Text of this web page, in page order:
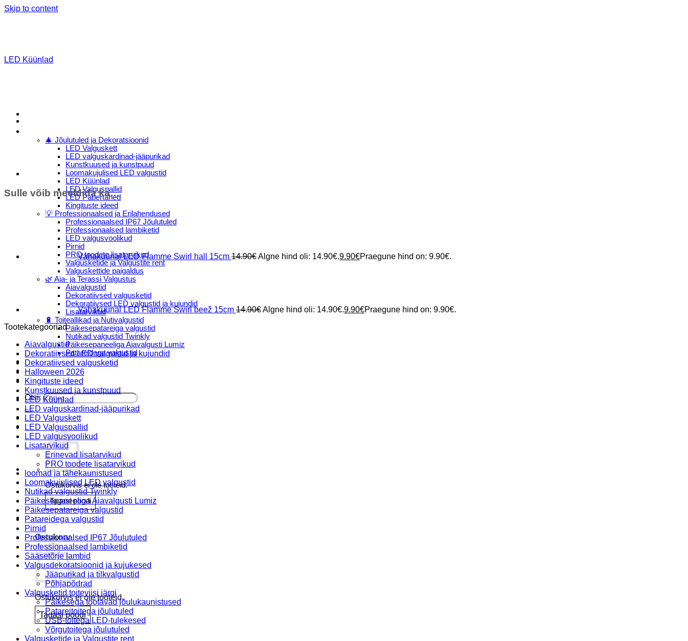
Skip to content
🎄 Jõulutuled ja Dekoratsioonid
LED Valguskett
LED valguskardinad-jääpurikad
Kunstkuused ja kunstpuud
Loomakujulised LED valgustid
LED Küünlad
LED Valguspallid
LED Pabertähed
Kingituste ideed
💡 Professionaalsed ja Erilahendused
Professionaalsed IP67 Jõulutuled
Professionaalsed lambiketid
LED valgusvoolikud
Pirnid
PRO toodete lisatarvikud
Valgusketide ja Valgustite rent
Valguskettide paigaldus
🌿 Aia- ja Terassi Valgustus
Aiavalgustid
Dekoratiivsed valgusketid
Dekoratiivsed LED valgustid ja kujundid
Lisatarvikud
🔋 Toiteallikad ja Nutivalgustid
Päikesepatareiga valgustid
Nutikad valgustid Twinkly
Päikesepaneeliga Aiavalgusti Lumiz
Patareidega valgustid
Päikeselaternad Lumiz
Valguskettide paigaldus
Blogi
Otsi:
Ostukorvis ei ole tooteid.
Tagasi poodi
Ostukorv
Ostukorvis ei ole tooteid.
Tagasi poodi
LED Küünlad
Sulle võib meeldida ka…
Vahaküünal LED Flamme Swirl hall 15cm 14.90€Algne hind oli: 14.90€.9.90€Praegune hind on: 9.90€.
Vahaküünal LED Flamme Swirl beež 15cm 14.90€Algne hind oli: 14.90€.9.90€Praegune hind on: 9.90€.
Tootekategooriad
Aiavalgustid
Dekoratiivsed LED valgustid ja kujundid
Dekoratiivsed valgusketid
Halloween 2026
Kingituste ideed
Kunstkuused ja kunstpuud
LED Küünlad
LED valguskardinad-jääpurikad
LED Valguskett
LED Valguspallid
LED valgusvoolikud
Lisatarvikud
Erinevad lisatarvikud
PRO toodete lisatarvikud
loomad ja tähekaunistused
Loomakujulised LED valgustid
Nutikad valgustid Twinkly
Päikesepaneeliga Aiavalgusti Lumiz
Päikesepatareiga valgustid
Patareidega valgustid
Pirnid
Professionaalsed IP67 Jõulutuled
Professionaalsed lambiketid
Sääsetõrje lambid
Valgusdekoratsioonid ja kujukesed
Jääpurikad ja tilkvalgustid
Põhjapõdrad
Valgusketid toiteviisi järgi
Päikesega töötavad jõulukaunistused
Patareitoitega jõulutuled
USB-toitega LED-tulekesed
Võrgutoitega jõulutuled
Valgusketide ja Valgustite rent